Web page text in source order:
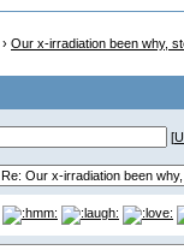
› Our x-irradiation been why,
[